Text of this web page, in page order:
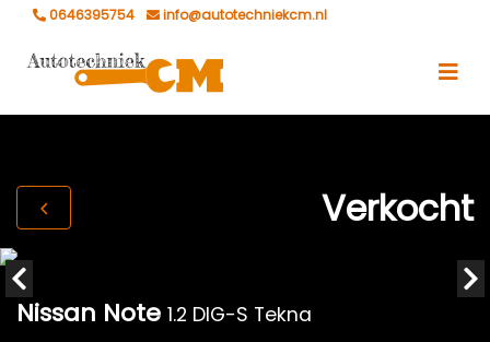
0646395754 info@autotechniekcm.nl
Verkocht
Nissan Note 1.2 DIG-S Tekna